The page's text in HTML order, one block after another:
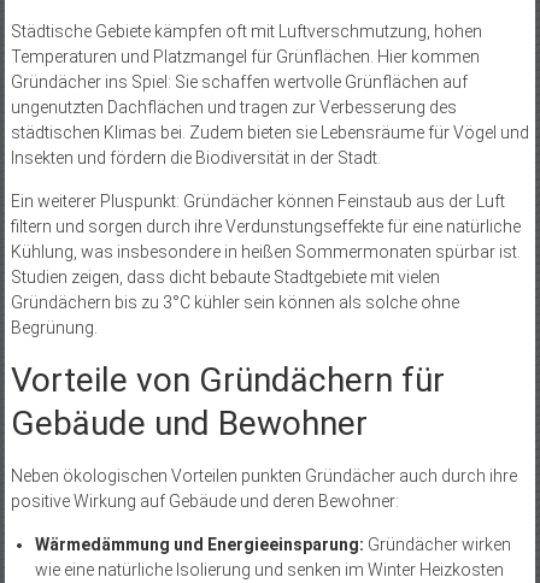
Städtische Gebiete kämpfen oft mit Luftverschmutzung, hohen
Temperaturen und Platzmangel für Grünflächen. Hier kommen
Gründächer ins Spiel: Sie schaffen wertvolle Grünflächen auf
ungenutzten Dachflächen und tragen zur Verbesserung des
städtischen Klimas bei. Zudem bieten sie Lebensräume für Vögel und
Insekten und fördern die Biodiversität in der Stadt.
Ein weiterer Pluspunkt: Gründächer können Feinstaub aus der Luft
filtern und sorgen durch ihre Verdunstungseffekte für eine natürliche
Kühlung, was insbesondere in heißen Sommermonaten spürbar ist.
Studien zeigen, dass dicht bebaute Stadtgebiete mit vielen
Gründächern bis zu 3°C kühler sein können als solche ohne
Begrünung.
Vorteile von Gründächern für
Gebäude und Bewohner
Neben ökologischen Vorteilen punkten Gründächer auch durch ihre
positive Wirkung auf Gebäude und deren Bewohner:
Wärmedämmung und Energieeinsparung: Gründächer wirken
wie eine natürliche Isolierung und senken im Winter Heizkosten